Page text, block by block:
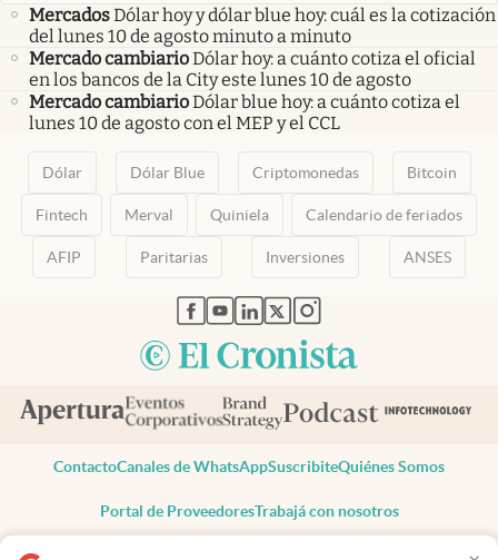
MercadosDólar hoy y dólar blue hoy: cuál es la cotización
del lunes 10 de agosto minuto a minuto
Mercado cambiarioDólar hoy: a cuánto cotiza el oficial
en los bancos de la City este lunes 10 de agosto
Mercado cambiarioDólar blue hoy: a cuánto cotiza el
lunes 10 de agosto con el MEP y el CCL
Dólar Dólar Blue Criptomonedas Bitcoin
Fintech Merval Quiniela Calendario de feriados
AFIP Paritarias Inversiones ANSES
abre en nueva pestaña
abre en nueva pestaña
abre en nueva pestaña
abre en nueva pestaña
abre en nueva pestaña
ContactoCanales de WhatsAppSuscribiteQuiénes Somos
Portal de ProveedoresTrabajá con nosotros